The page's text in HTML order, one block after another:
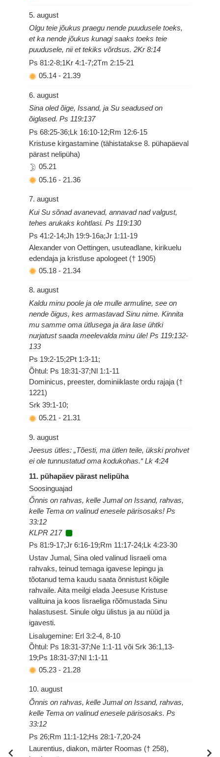
5. august
Olgu teie jõukus praegu nende puudusele toeks,
et ka nende jõukus kunagi saaks toeks teie
puudusele, nii et tekiks võrdsus. 2Kr 8:14
Ps 81:2-8;1Kr 4:1-7;2Tm 2:15-21
05.14 - 21.39
6. august
Sina oled õige, Issand, ja Su seadused on
õiglased. Ps 119:137
Ps 68:25-36;Lk 16:10-12;Rm 12:6-15
Kristuse kirgastamine (tähistatakse 8. pühapäeval
pärast nelipüha)
05.21
05.16 - 21.36
7. august
Kui Su sõnad avanevad, annavad nad valgust,
tehes arukaks kohtlasi. Ps 119:130
Ps 41:2-14;Jh 19:9-16a;Jr 1:11-19
Alexander von Oettingen, usuteadlane, kirikuelu
edendaja ja kristluse apologeet († 1905)
05.18 - 21.34
8. august
Kaldu minu poole ja ole mulle armuline, see on
nende õigus, kes armastavad Sinu nime. Kinnita
mu samme oma ütlusega ja ära lase ühtki
nurjatust saada meelevalda minu üle! Ps 119:132-
133
Ps 19:2-15;2Pt 1:3-11;
Õhtul: Ps 18:31-37;Nl 1:1-11
Dominicus, preester, dominiiklaste ordu rajaja (†
1221)
Srk 39:1-10;
05.21 - 21.31
9. august
Jeesus ütles: „Tõesti, ma ütlen teile, ükski prohvet
ei ole tunnustatud oma kodukohas.“ Lk 4:24
11. pühapäev pärast nelipüha
Soosinguajad
Õnnis on rahvas, kelle Jumal on Issand, rahvas,
kelle Tema on valinud enesele pärisosaks! Ps
33:12
KLPR 217
Ps 81:9-17;Jr 6:16-19;Rm 11:17-24;Lk 4:23-30
Ustav Jumal, Sina oled valinud Iisraeli oma
rahvaks, teinud temaga igavese lepingu ja
tõotanud tema kaudu saata õnnistust kõigile
rahvaile. Aita meilgi elada Jeesuse Kristuse
valituina ja koos Iisraeliga rõõmustada Sinu
halastusest. Sinule olgu ülistus ja au nüüd ja
igavesti.
Lisalugemine: Erl 3:2-4, 8-10
Õhtul: Ps 18:31-37;Ne 1:1-11 või Srk 36:1,13-
19;Ps 18:31-37;Nl 1:1-11
05.23 - 21.28
10. august
Õnnis on rahvas, kelle Jumal on Issand, rahvas,
kelle Tema on valinud enesele pärisosaks. Ps
33:12
Ps 26;Rm 11:1-12;Hs 28:1-7,20-24
Laurentius, diakon, märter Roomas († 258),